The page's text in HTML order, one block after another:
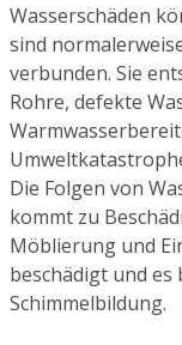
Wasserschäden
sind
verbunden. Sie
Rohre, defekte
Die Folgen von
kommt zu
Möblierung und
beschädigt und es
Schimmelbildung.